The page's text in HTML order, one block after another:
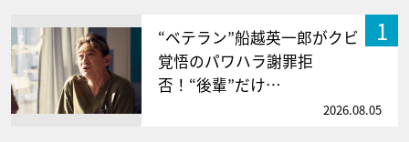
1
“ベテラン”船越英一郎がクビ
覚悟のパワハラ謝罪拒
否！“後輩”だけ…
2026.08.05